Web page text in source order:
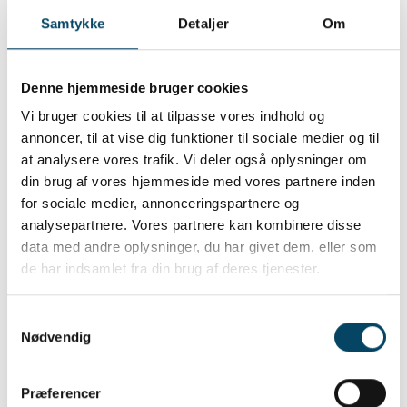
Samtykke Detaljer Om
Denne hjemmeside bruger cookies
Vi bruger cookies til at tilpasse vores indhold og
annoncer, til at vise dig funktioner til sociale medier og til
at analysere vores trafik. Vi deler også oplysninger om
din brug af vores hjemmeside med vores partnere inden
for sociale medier, annonceringspartnere og
analysepartnere. Vores partnere kan kombinere disse
data med andre oplysninger, du har givet dem, eller som
de har indsamlet fra din brug af deres tjenester.
Nødvendig
Præferencer
Vi vil bygge stærke relationer og tage
Vi viser respekt for kollegaernes tid og
Vi arbejder målrettet og effektivt for at nå
de fælles mål.
Balance mellem arbejde og fritid
Vi har fokus på god arbejdskultur og
arbejdsglæde.
Som medarbejder hos Provas vil du desuden
opleve, at vi lægger vægt på, at der er balance
I mange af de stillinger, der er i Provas, har
flekstidsordning. Det betyder, at arbejdstiden